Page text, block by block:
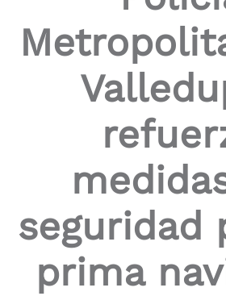
shortcut
activates
content.seguridad
prima